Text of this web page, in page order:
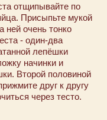
отщипывайте по
Присыпьте мукой
ней очень тонко
- один-два
лепёшки
начинки и
Второй половиной
друг к другу
через тесто.